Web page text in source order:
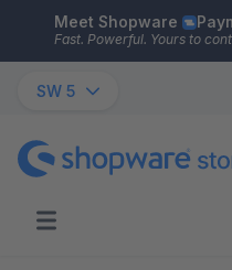
Skip to main content
Meet Shopware
Fast. Powerful. Yours to
SW 5